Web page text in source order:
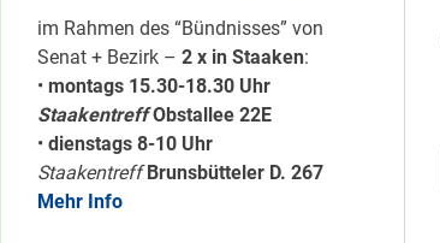
im Rahmen des “Bündnisses” von
Senat + Bezirk – 2 x in Staaken:
• montags 15.30-18.30 Uhr
Staakentreff Obstallee 22E
• dienstags 8-10 Uhr
Staakentreff Brunsbütteler D. 267
Mehr Info